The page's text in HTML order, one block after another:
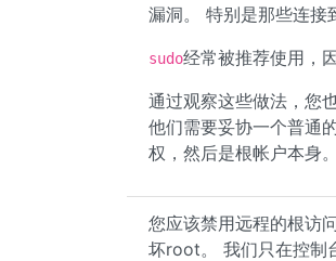
漏洞。 特别是那些连接
sudo经常被推荐使用，
通过观察这些做法，您
他们需要妥协一个普通
权，然后是根帐户本身。
您应该禁用远程的根访
坏root。 我们只在控制